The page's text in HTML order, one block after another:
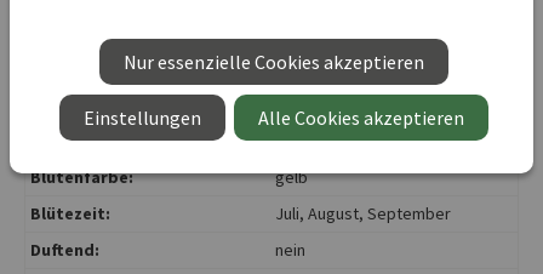
Lieferbar bis KW :
20
Botanische Bezeichnung :
Lilium hybrids
Abstand zwischen den
Reihen:
20 cm
Blütenfarbe:
gelb
Blütezeit:
Juli, August, September
Duftend:
nein
Nur essenzielle Cookies akzeptieren
Einstellungen Alle Cookies akzeptieren